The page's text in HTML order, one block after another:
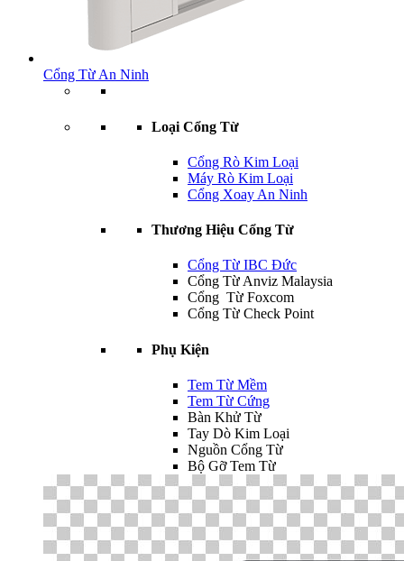
Cổng Từ An Ninh
Loại Cổng Từ
Cổng Rò Kim Loại
Máy Rò Kim Loại
Cổng Xoay An Ninh
Thương Hiệu Cổng Từ
Cổng Từ IBC Đức
Cổng Từ Anviz Malaysia
Cổng Từ Foxcom
Cổng Từ Check Point
Phụ Kiện
Tem Từ Mềm
Tem Từ Cứng
Bàn Khử Từ
Tay Dò Kim Loại
Nguồn Cổng Từ
Bộ Gỡ Tem Từ